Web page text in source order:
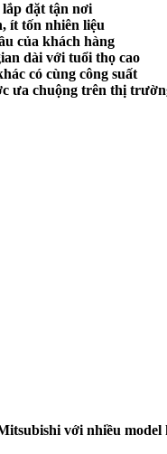
lắp đặt tận nơi
ít tốn nhiên liệu
của khách hàng
dài với tuổi thọ cao
có cùng công suất
ưa chuộng trên thị
với nhiều model